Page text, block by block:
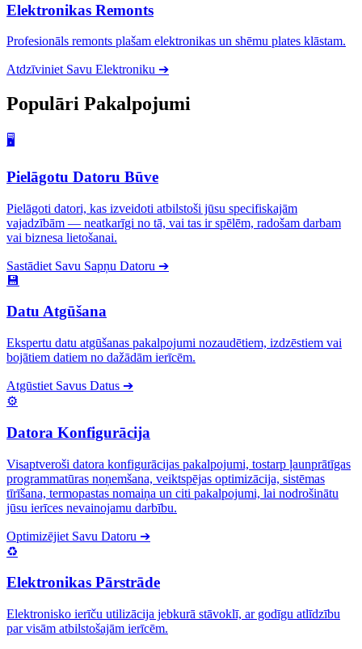
Elektronikas Remonts
Profesionāls remonts plašam elektronikas un shēmu plates klāstam.
Atdzīviniet Savu Elektroniku ➔
Populāri Pakalpojumi
🖥️
Pielāgotu Datoru Būve
Pielāgoti datori, kas izveidoti atbilstoši jūsu specifiskajām
vajadzībām — neatkarīgi no tā, vai tas ir spēlēm, radošam darbam
vai biznesa lietošanai.
Sastādiet Savu Sapņu Datoru ➔
💾
Datu Atgūšana
Ekspertu datu atgūšanas pakalpojumi nozaudētiem, izdzēstiem vai
bojātiem datiem no dažādām ierīcēm.
Atgūstiet Savus Datus ➔
⚙️
Datora Konfigurācija
Visaptveroši datora konfigurācijas pakalpojumi, tostarp ļaunprātīgas
programmatūras noņemšana, veiktspējas optimizācija, sistēmas
tīrīšana, termopastas nomaiņa un citi pakalpojumi, lai nodrošinātu
jūsu ierīces nevainojamu darbību.
Optimizējiet Savu Datoru ➔
♻️
Elektronikas Pārstrāde
Elektronisko ierīču utilizācija jebkurā stāvoklī, ar godīgu atlīdzību
par visām atbilstošajām ierīcēm.